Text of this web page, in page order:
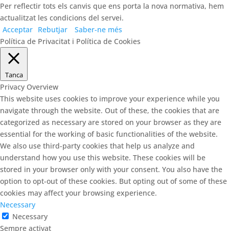
Per reflectir tots els canvis que ens porta la nova normativa, hem
actualitzat les condicions del servei.
Acceptar Rebutjar
Saber-ne més
Política de Privacitat i Política de Cookies
Tanca
Privacy Overview
This website uses cookies to improve your experience while you
navigate through the website. Out of these, the cookies that are
categorized as necessary are stored on your browser as they are
essential for the working of basic functionalities of the website.
We also use third-party cookies that help us analyze and
understand how you use this website. These cookies will be
stored in your browser only with your consent. You also have the
option to opt-out of these cookies. But opting out of some of these
cookies may affect your browsing experience.
Necessary
Necessary
Sempre activat